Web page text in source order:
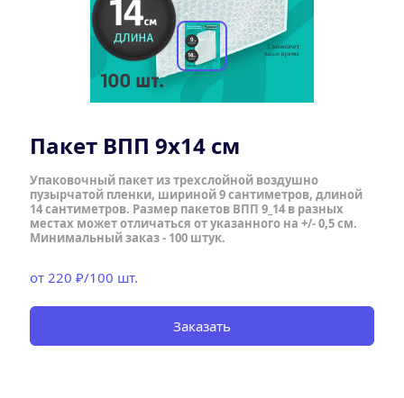
Пакет ВПП 9х14 см
Упаковочный пакет из трехслойной воздушно
пузырчатой пленки, шириной 9 сантиметров, длиной
14 сантиметров. Размер пакетов ВПП 9_14 в разных
местах может отличаться от указанного на +/- 0,5 см.
Минимальный заказ - 100 штук.
от 220 ₽/100 шт.
Заказать